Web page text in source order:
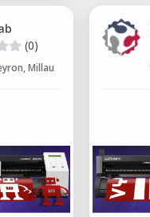
(0)
Millau